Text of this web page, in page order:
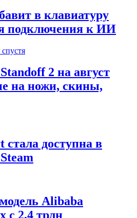
в клавиатуру
подключения к ИИ
спустя
2 на август
на ножи, скины,
доступна в
Alibaba
с 2,4 трлн